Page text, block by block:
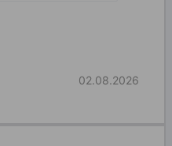
02.08.2026